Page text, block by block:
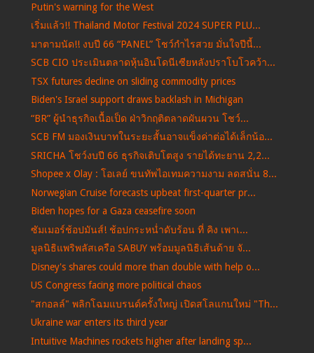
Putin's warning for the West
เริ่มแล้ว!! Thailand Motor Festival 2024 SUPER PLU...
มาตามนัด!! งบปี 66 “PANEL” โชว์กำไรสวย มั่นใจปีนี้...
SCB CIO ประเมินตลาดหุ้นอินโดนีเซียหลังปราโบโวคว้า...
TSX futures decline on sliding commodity prices
Biden's Israel support draws backlash in Michigan
“BR” ผู้นำธุรกิจเนื้อเป็ด ฝ่าวิกฤติตลาดผันผวน โชว์...
SCB FM มองเงินบาทในระยะสั้นอาจแข็งค่าต่อได้เล็กน้อ...
SRICHA โชว์งบปี 66 ธุรกิจเติบโตสูง รายได้ทะยาน 2,2...
Shopee x Olay : โอเลย์ ขนทัพไอเทมความงาม ลดสนั่น 8...
Norwegian Cruise forecasts upbeat first-quarter pr...
Biden hopes for a Gaza ceasefire soon
ซัมเมอร์ช้อปมันส์! ช้อปกระหน่ำดับร้อน ที่ คิง เพาเ...
มูลนิธิแพริพลัสเครือ SABUY พร้อมมูลนิธิเส้นด้าย จั...
Disney's shares could more than double with help o...
US Congress facing more political chaos
"สกอลล์" พลิกโฉมแบรนด์ครั้งใหญ่ เปิดสโลแกนใหม่ "Th...
Ukraine war enters its third year
Intuitive Machines rockets higher after landing sp...